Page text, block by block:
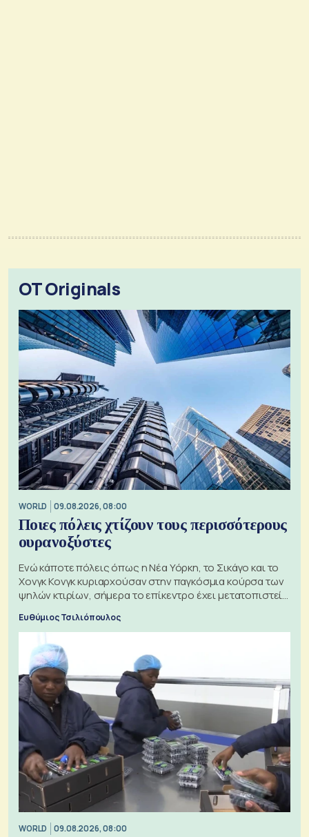
OT Originals
WORLD 09.08.2026, 08:00
Ποιες πόλεις χτίζουν τους περισσότερους
ουρανοξύστες
Ενώ κάποτε πόλεις όπως η Νέα Υόρκη, το Σικάγο και το
Χονγκ Κονγκ κυριαρχούσαν στην παγκόσμια κούρσα των
ψηλών κτιρίων, σήμερα το επίκεντρο έχει μετατοπιστεί
Ευθύμιος Τσιλιόπουλος
WORLD 09.08.2026, 08:00